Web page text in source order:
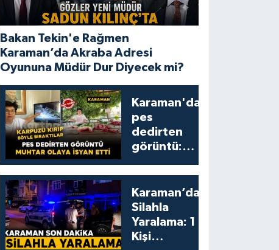
Bakan Tekin'e Rağmen
Karaman’da Akraba Adresi
Oyununa Müdür Dur Diyecek mi?
Karaman'da
pes
dedirten
görüntü:
yumruklayıp
yediler,
artıklarını
kamelyada
bıraktılar
Karaman’da
Silahla
Yaralama: 1
Kişi